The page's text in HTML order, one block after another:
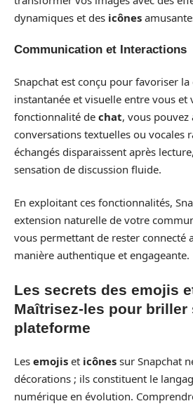
dynamiques et des icônes
Communication et Interactions
Snapchat est conçu pour favoriser
instantanée et visuelle entre vous et
fonctionnalité de chat, vous pouvez
conversations textuelles ou vocales
échangés disparaissent après
sensation de discussion fluide.
En exploitant ces fonctionnalités,
extension naturelle de votre
vous permettant de rester connecté
manière authentique et engageante.
Les secrets des emojis
Maîtrisez-les pour briller
plateforme
Les emojis et icônes sur Snapchat
décorations ; ils constituent le
numérique en évolution.